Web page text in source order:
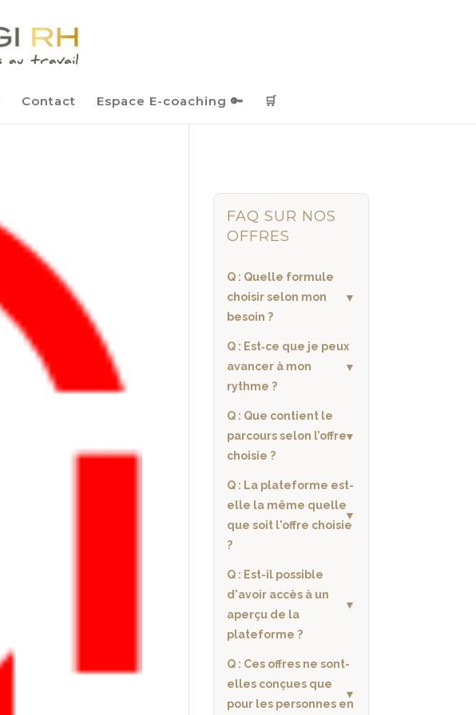
Contact Espace E-coaching 🔑 🛒
FAQ SUR NOS
OFFRES
Q : Quelle formule
choisir selon mon
besoin ?
Q : Est‑ce que je peux
avancer à mon
rythme ?
Q : Que contient le
parcours selon l’offre
choisie ?
Q : La plateforme est-
elle la même quelle
que soit l'offre choisie
?
Q : Est-il possible
d'avoir accès à un
aperçu de la
plateforme ?
Q : Ces offres ne sont-
elles conçues que
pour les personnes en